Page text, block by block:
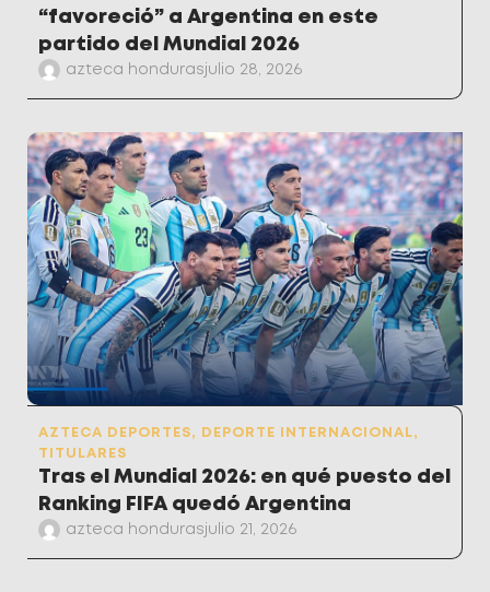
“favoreció” a Argentina en este
partido del Mundial 2026
azteca hondurasjulio 28, 2026
AZTECA DEPORTES, DEPORTE INTERNACIONAL,
TITULARES
Tras el Mundial 2026: en qué puesto del
Ranking FIFA quedó Argentina
azteca hondurasjulio 21, 2026